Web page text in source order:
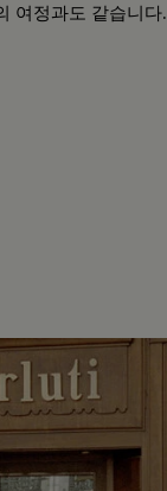
여정과도 같습니다.